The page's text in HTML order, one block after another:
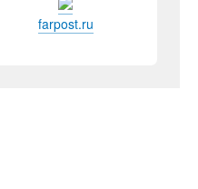
farpost.ru